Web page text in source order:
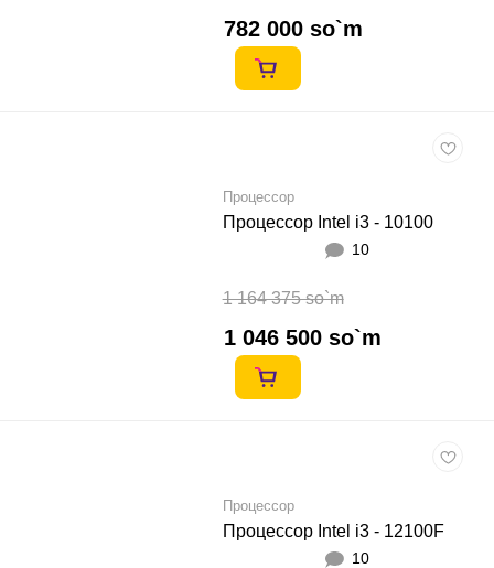
782 000 so`m
Процессор
Процессор Intel i3 - 10100
10
1 164 375 so`m
1 046 500 so`m
Процессор
Процессор Intel i3 - 12100F
10